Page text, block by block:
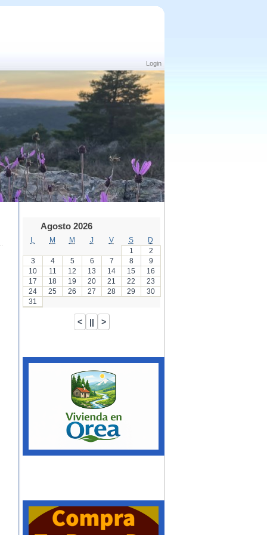
Login
Agosto 2026
M M J V S
D
1
2
3
4 5 6 7 8
9
10
11 12 13 14 15
16
17
18 19 20 21 22
23
24
25 26 27 28 29
30
31